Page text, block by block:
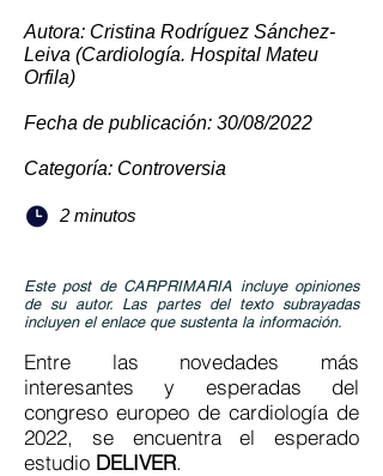
Autora: Cristina Rodríguez Sánchez-
Leiva (Cardiología. Hospital Mateu
Orfila)
Fecha de publicación: 30/08/2022
Categoría: Controversia
2 minutos
Este post de CARPRIMARIA incluye opiniones
de su autor. Las partes del texto subrayadas
incluyen el enlace que sustenta la información.
Entre las novedades más
interesantes y esperadas del
congreso europeo de cardiología de
2022, se encuentra el esperado
estudio DELIVER.